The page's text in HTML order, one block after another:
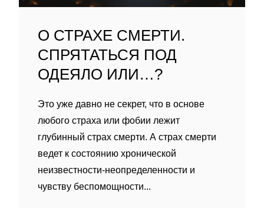
О СТРАХЕ СМЕРТИ.
СПРЯТАТЬСЯ ПОД
ОДЕЯЛО ИЛИ…?
Это уже давно не секрет, что в основе
любого страха или фобии лежит
глубинный страх смерти. А страх смерти
ведет к состоянию хронической
неизвестности-неопределенности и
чувству беспомощности...